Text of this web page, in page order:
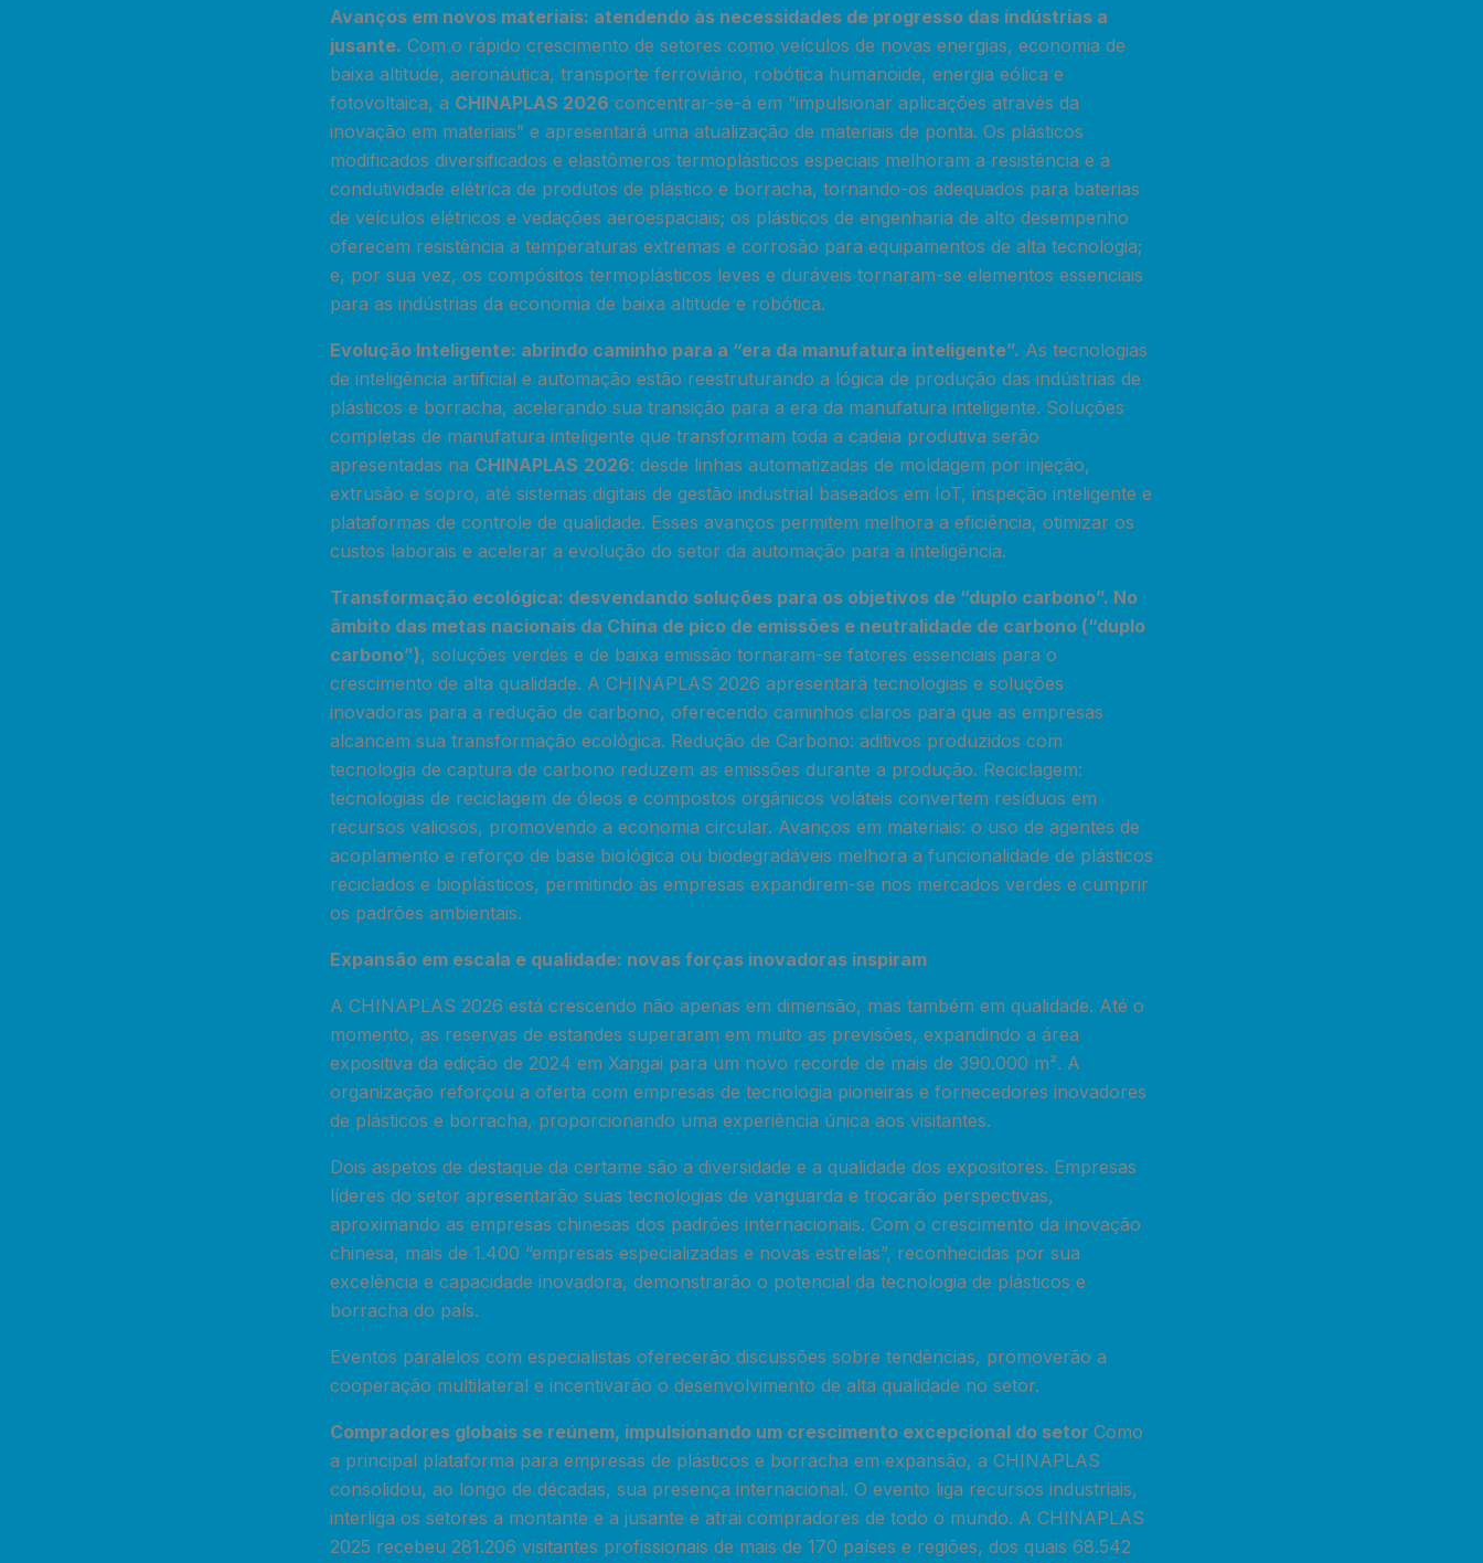
Avanços em novos materiais: atendendo às necessidades de progresso das indústrias a
jusante. Com o rápido crescimento de setores como veículos de novas energias, economia de
baixa altitude, aeronáutica, transporte ferroviário, robótica humanoide, energia eólica e
fotovoltaica, a CHINAPLAS 2026 concentrar-se-á em “impulsionar aplicações através da
inovação em materiais” e apresentará uma atualização de materiais de ponta. Os plásticos
modificados diversificados e elastômeros termoplásticos especiais melhoram a resistência e a
condutividade elétrica de produtos de plástico e borracha, tornando-os adequados para baterias
de veículos elétricos e vedações aeroespaciais; os plásticos de engenharia de alto desempenho
oferecem resistência a temperaturas extremas e corrosão para equipamentos de alta tecnologia;
e, por sua vez, os compósitos termoplásticos leves e duráveis ​​tornaram-se elementos essenciais
para as indústrias da economia de baixa altitude e robótica.
Evolução Inteligente: abrindo caminho para a “era da manufatura inteligente”. As tecnologias
de inteligência artificial e automação estão reestruturando a lógica de produção das indústrias de
plásticos e borracha, acelerando sua transição para a era da manufatura inteligente. Soluções
completas de manufatura inteligente que transformam toda a cadeia produtiva serão
apresentadas na CHINAPLAS 2026: desde linhas automatizadas de moldagem por injeção,
extrusão e sopro, até sistemas digitais de gestão industrial baseados em IoT, inspeção inteligente e
plataformas de controle de qualidade. Esses avanços permitem melhora a eficiência, otimizar os
custos laborais e acelerar a evolução do setor da automação para a inteligência.
Transformação ecológica: desvendando soluções para os objetivos de “duplo carbono”. No
âmbito das metas nacionais da China de pico de emissões e neutralidade de carbono (“duplo
carbono”), soluções verdes e de baixa emissão tornaram-se fatores essenciais para o
crescimento de alta qualidade. A CHINAPLAS 2026 apresentará tecnologias e soluções
inovadoras para a redução de carbono, oferecendo caminhos claros para que as empresas
alcancem sua transformação ecológica. Redução de Carbono: aditivos produzidos com
tecnologia de captura de carbono reduzem as emissões durante a produção. Reciclagem:
tecnologias de reciclagem de óleos e compostos orgânicos voláteis convertem resíduos em
recursos valiosos, promovendo a economia circular. Avanços em materiais: o uso de agentes de
acoplamento e reforço de base biológica ou biodegradáveis ​​melhora a funcionalidade de plásticos
reciclados e bioplásticos, permitindo às empresas expandirem-se nos mercados verdes e cumprir
os padrões ambientais.
Expansão em escala e qualidade: novas forças inovadoras inspiram
A CHINAPLAS 2026 está crescendo não apenas em dimensão, mas também em qualidade. Até o
momento, as reservas de estandes superaram em muito as previsões, expandindo a área
expositiva da edição de 2024 em Xangai para um novo recorde de mais de 390.000 m². A
organização reforçou a oferta com empresas de tecnologia pioneiras e fornecedores inovadores
de plásticos e borracha, proporcionando uma experiência única aos visitantes.
Dois aspetos de destaque da certame são a diversidade e a qualidade dos expositores. Empresas
líderes do setor apresentarão suas tecnologias de vanguarda e trocarão perspectivas,
aproximando as empresas chinesas dos padrões internacionais. Com o crescimento da inovação
chinesa, mais de 1.400 “empresas especializadas e novas estrelas”, reconhecidas por sua
excelência e capacidade inovadora, demonstrarão o potencial da tecnologia de plásticos e
borracha do país.
Eventos paralelos com especialistas oferecerão discussões sobre tendências, promoverão a
cooperação multilateral e incentivarão o desenvolvimento de alta qualidade no setor.
Compradores globais se reúnem, impulsionando um crescimento excepcional do setor Como
a principal plataforma para empresas de plásticos e borracha em expansão, a CHINAPLAS
consolidou, ao longo de décadas, sua presença internacional. O evento liga recursos industriais,
interliga os setores a montante e a jusante e atrai compradores de todo o mundo. A CHINAPLAS
2025 recebeu 281.206 visitantes profissionais de mais de 170 países e regiões, dos quais 68.542